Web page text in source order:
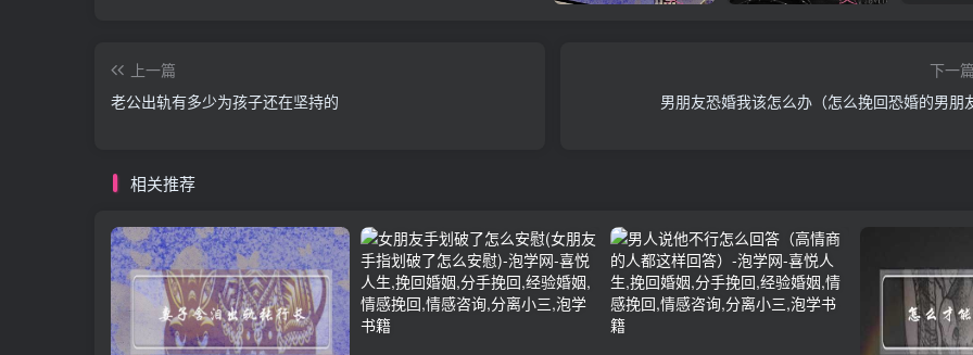
上一篇
老公出轨有多少为孩子还在坚持的
下一篇
男朋友恐婚我该怎么办（怎么挽回恐婚的男朋
相关推荐